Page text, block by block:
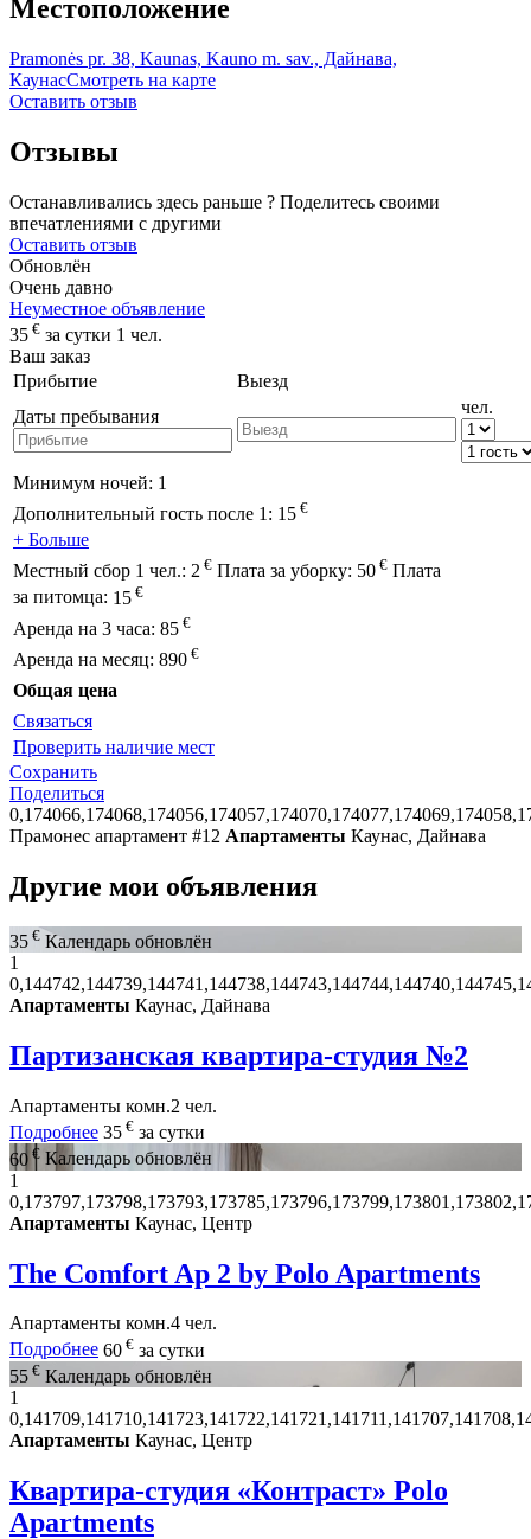
Местоположение
Pramonės pr. 38, Kaunas, Kauno m. sav., Дайнава,
КаунасСмотреть на карте
Оставить отзыв
Отзывы
Останавливались здесь раньше ? Поделитесь своими
впечатлениями с другими
Оставить отзыв
Обновлён
Очень давно
Неуместное объявление
35 € за сутки 1 чел.
Ваш заказ
Прибытие
Выезд
Даты пребывания
чел.
Минимум ночей: 1
Дополнительный гость после 1: 15 €
+ Больше
Местный сбор 1 чел.: 2 € Плата за уборку: 50 € Плата
за питомца: 15 €
Аренда на 3 часа: 85 €
Аренда на месяц: 890 €
Общая цена
Связаться
Проверить наличие мест
Сохранить
Поделиться
Прамонес апартамент #12 Апартаменты Каунас, Дайнава
Другие мои объявления
35 € Календарь обновлён
1
Апартаменты Каунас, Дайнава
Партизанская квартира-студия №2
Апартаменты комн.2 чел.
Подробнее 35 € за сутки
60 € Календарь обновлён
1
Апартаменты Каунас, Центр
The Comfort Ap 2 by Polo Apartments
Апартаменты комн.4 чел.
Подробнее 60 € за сутки
55 € Календарь обновлён
1
Апартаменты Каунас, Центр
Квартира-студия «Контраст» Polo
Apartments